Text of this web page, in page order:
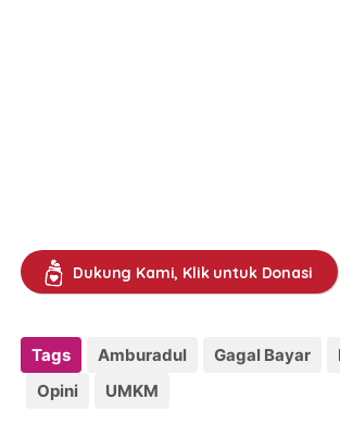
Dukung Kami, Klik untuk Donasi
Tags Amburadul Gagal Bayar
Opini
UMKM